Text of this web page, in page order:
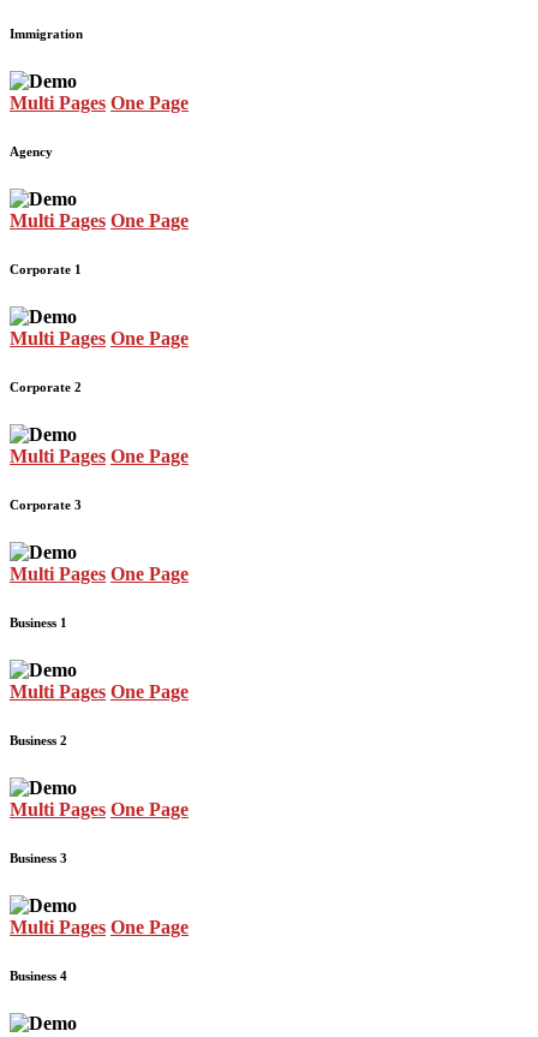
Immigration
Multi Pages One Page
Agency
Multi Pages One Page
Corporate 1
Multi Pages One Page
Corporate 2
Multi Pages One Page
Corporate 3
Multi Pages One Page
Business 1
Multi Pages One Page
Business 2
Multi Pages One Page
Business 3
Multi Pages One Page
Business 4